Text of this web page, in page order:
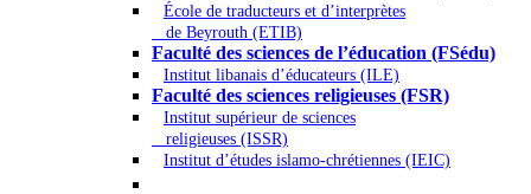
École de traducteurs et d’interprètes
de Beyrouth (ETIB)
Faculté des sciences de l’éducation (FSédu)
Institut libanais d’éducateurs (ILE)
Faculté des sciences religieuses (FSR)
Institut supérieur de sciences
religieuses (ISSR)
Institut d’études islamo-chrétiennes (IEIC)